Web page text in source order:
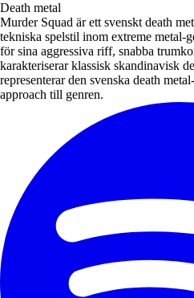
Death metal
Murder Squad är ett svenskt death
tekniska spelstil inom extreme metal-
för sina aggressiva riff, snabba
karakteriserar klassisk skandinavisk
representerar den svenska death
approach till genren.